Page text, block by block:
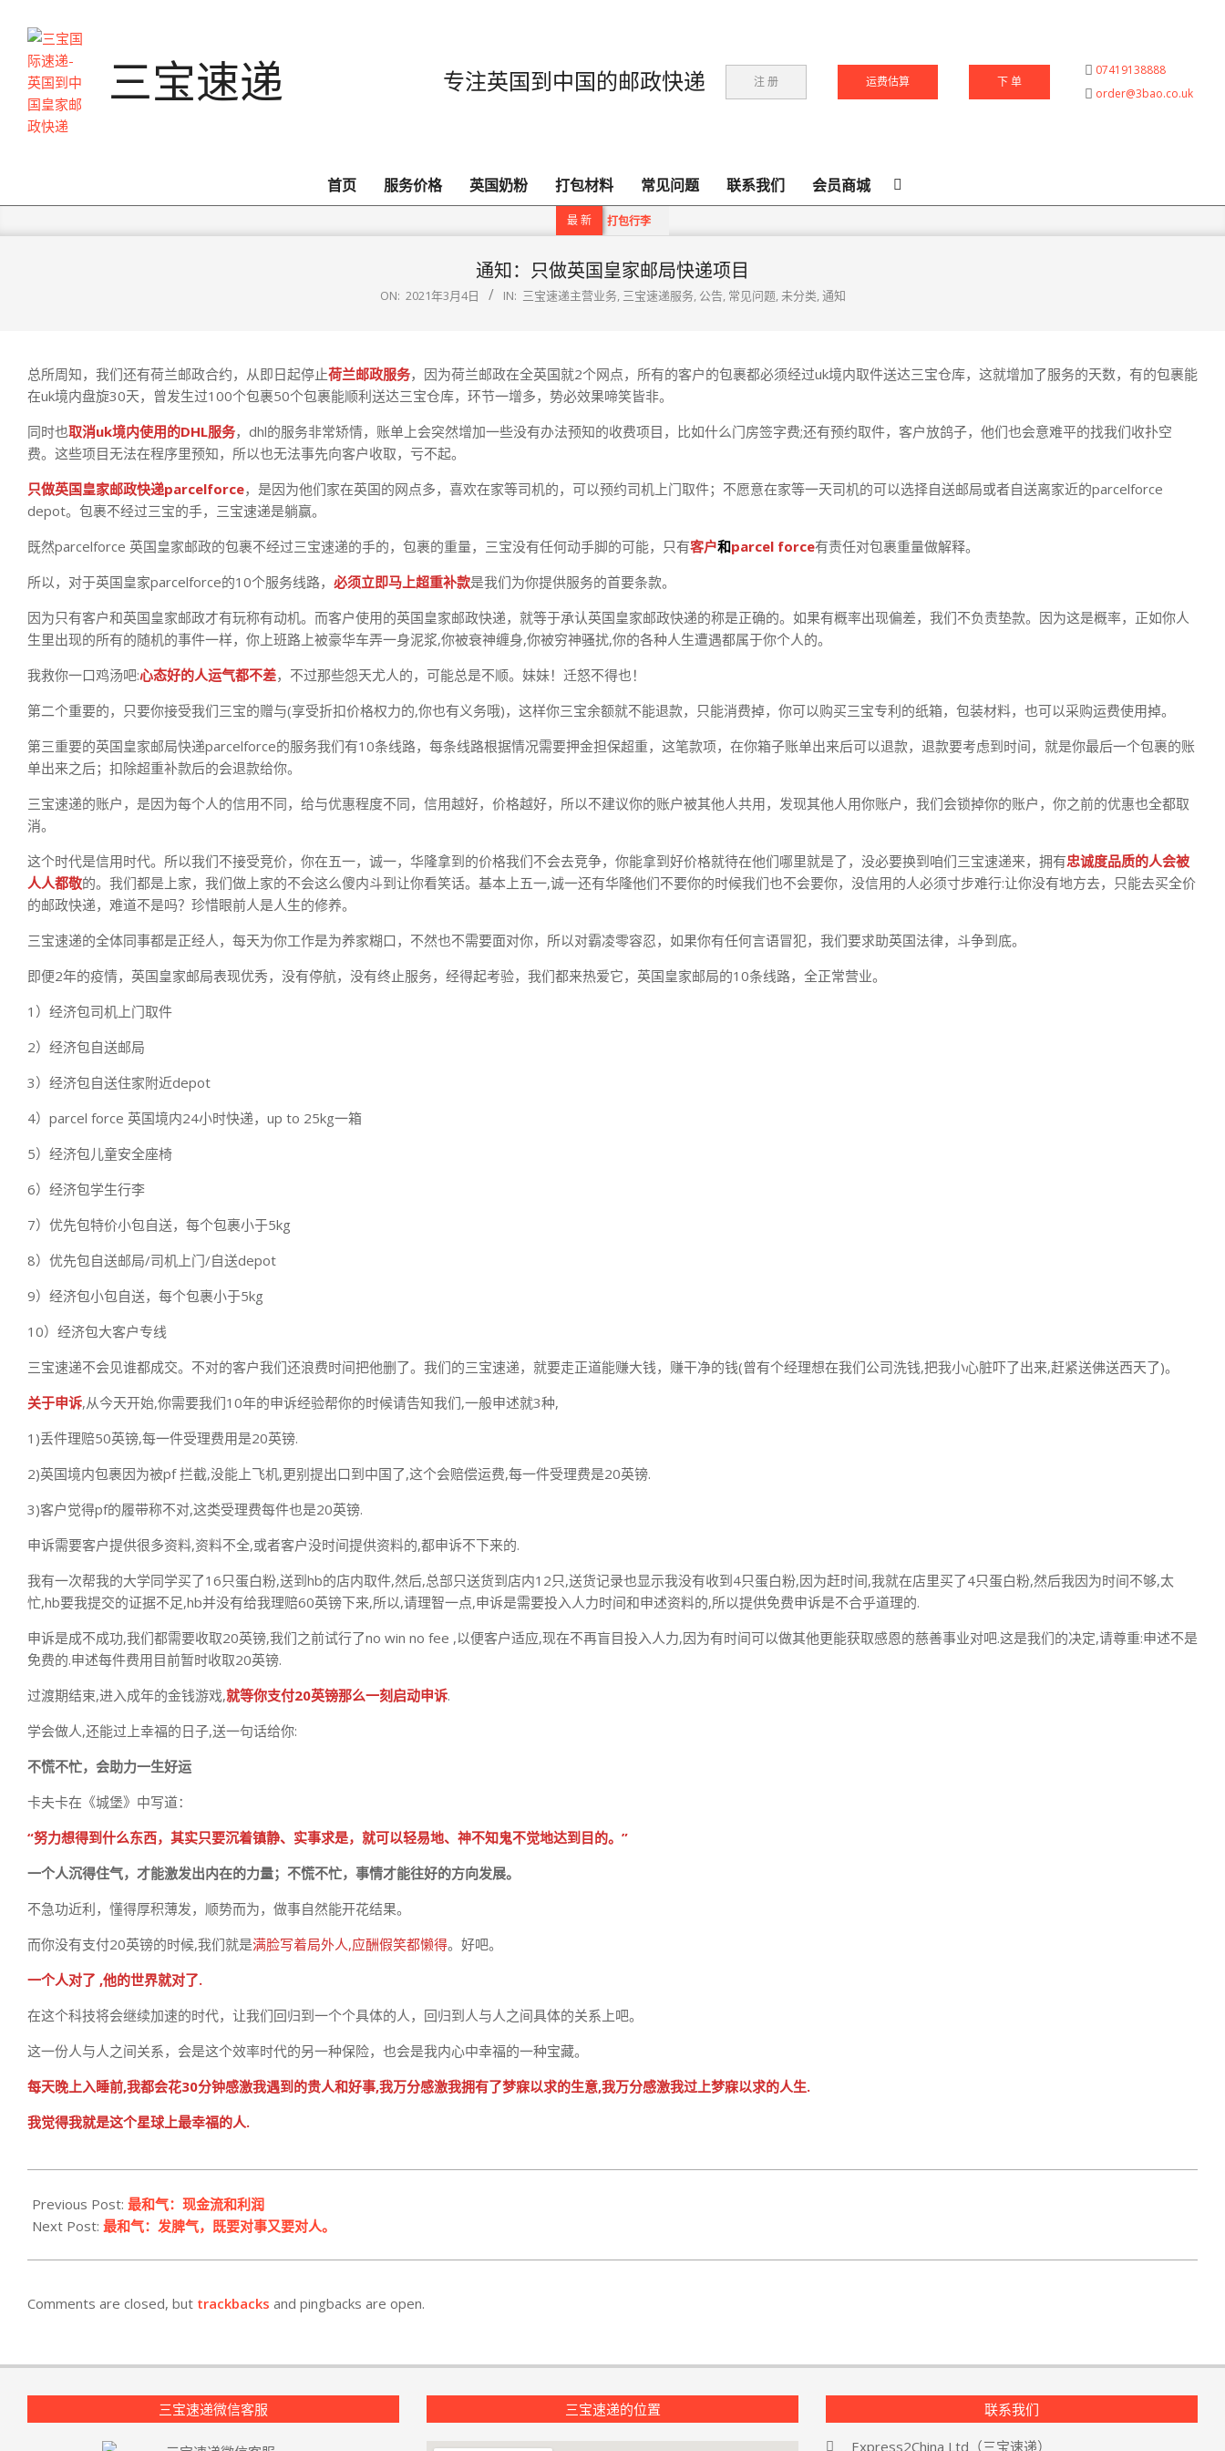
content
三宝速递 专注英国到中国的邮政快递 注 册 运费估算 下 单
07419138888
order@3bao.co.uk
Primary
Navigation
Menu
首页 服务价格 英国奶粉 打包材料 常见问题 联系我们 会员商城 Search
最 新 打包行李
通知：只做英国皇家邮局快递项目
ON: 2021年3月4日 IN: 三宝速递主营业务, 三宝速递服务, 公告, 常见问题, 未分类,通知
总所周知，我们还有荷兰邮政合约，从即日起停止荷兰邮政服务，因为荷兰邮政在全英国就2个网点，所有的客户的包裹都必须经过uk境内取件送达三宝仓库，这就增加了服务的天数，有的包裹能
在uk境内盘旋30天，曾发生过100个包裹50个包裹能顺利送达三宝仓库，环节一增多，势必效果啼笑皆非。
同时也取消uk境内使用的DHL服务，dhl的服务非常矫情，账单上会突然增加一些没有办法预知的收费项目，比如什么门房签字费;还有预约取件，客户放鸽子，他们也会意难平的找我们收扑空
费。这些项目无法在程序里预知，所以也无法事先向客户收取，亏不起。
只做英国皇家邮政快递parcelforce，是因为他们家在英国的网点多，喜欢在家等司机的，可以预约司机上门取件；不愿意在家等一天司机的可以选择自送邮局或者自送离家近的parcelforce
depot。包裹不经过三宝的手，三宝速递是躺赢。
既然parcelforce 英国皇家邮政的包裹不经过三宝速递的手的，包裹的重量，三宝没有任何动手脚的可能，只有客户和parcel force有责任对包裹重量做解释。
所以，对于英国皇家parcelforce的10个服务线路， 必须立即马上超重补款是我们为你提供服务的首要条款。
因为只有客户和英国皇家邮政才有玩称有动机。而客户使用的英国皇家邮政快递，就等于承认英国皇家邮政快递的称是正确的。如果有概率出现偏差，我们不负责垫款。因为这是概率，正如你人
生里出现的所有的随机的事件一样，你上班路上被豪华车弄一身泥浆,你被衰神缠身,你被穷神骚扰,你的各种人生遭遇都属于你个人的。
我救你一口鸡汤吧:心态好的人运气都不差，不过那些怨天尤人的，可能总是不顺。妹妹！迁怒不得也！
第二个重要的，只要你接受我们三宝的赠与(享受折扣价格权力的,你也有义务哦)，这样你三宝余额就不能退款，只能消费掉，你可以购买三宝专利的纸箱，包装材料，也可以采购运费使用掉。
第三重要的英国皇家邮局快递parcelforce的服务我们有10条线路，每条线路根据情况需要押金担保超重，这笔款项，在你箱子账单出来后可以退款，退款要考虑到时间，就是你最后一个包裹的账
单出来之后；扣除超重补款后的会退款给你。
三宝速递的账户，是因为每个人的信用不同，给与优惠程度不同，信用越好，价格越好，所以不建议你的账户被其他人共用，发现其他人用你账户，我们会锁掉你的账户，你之前的优惠也全都取
消。
这个时代是信用时代。所以我们不接受竞价，你在五一，诚一，华隆拿到的价格我们不会去竞争，你能拿到好价格就待在他们哪里就是了，没必要换到咱们三宝速递来，拥有忠诚度品质的人会被
人人都敬的。我们都是上家，我们做上家的不会这么傻内斗到让你看笑话。基本上五一,诚一还有华隆他们不要你的时候我们也不会要你，没信用的人必须寸步难行:让你没有地方去，只能去买全价
的邮政快递，难道不是吗？珍惜眼前人是人生的修养。
三宝速递的全体同事都是正经人，每天为你工作是为养家糊口，不然也不需要面对你，所以对霸凌零容忍，如果你有任何言语冒犯，我们要求助英国法律，斗争到底。
即便2年的疫情，英国皇家邮局表现优秀，没有停航，没有终止服务，经得起考验，我们都来热爱它，英国皇家邮局的10条线路，全正常营业。
1）经济包司机上门取件
2）经济包自送邮局
3）经济包自送住家附近depot
4）parcel force 英国境内24小时快递，up to 25kg一箱
5）经济包儿童安全座椅
6）经济包学生行李
7）优先包特价小包自送，每个包裹小于5kg
8）优先包自送邮局/司机上门/自送depot
9）经济包小包自送，每个包裹小于5kg
10）经济包大客户专线
三宝速递不会见谁都成交。不对的客户我们还浪费时间把他删了。我们的三宝速递，就要走正道能赚大钱，赚干净的钱(曾有个经理想在我们公司洗钱,把我小心脏吓了出来,赶紧送佛送西天了)。
关于申诉,从今天开始,你需要我们10年的申诉经验帮你的时候请告知我们,一般申述就3种,
1)丢件理赔50英镑,每一件受理费用是20英镑.
2)英国境内包裹因为被pf 拦截,没能上飞机,更别提出口到中国了,这个会赔偿运费,每一件受理费是20英镑.
3)客户觉得pf的履带称不对,这类受理费每件也是20英镑.
申诉需要客户提供很多资料,资料不全,或者客户没时间提供资料的,都申诉不下来的.
我有一次帮我的大学同学买了16只蛋白粉,送到hb的店内取件,然后,总部只送货到店内12只,送货记录也显示我没有收到4只蛋白粉,因为赶时间,我就在店里买了4只蛋白粉,然后我因为时间不够,太
忙,hb要我提交的证据不足,hb并没有给我理赔60英镑下来,所以,请理智一点,申诉是需要投入人力时间和申述资料的,所以提供免费申诉是不合乎道理的.
申诉是成不成功,我们都需要收取20英镑,我们之前试行了no win no fee ,以便客户适应,现在不再盲目投入人力,因为有时间可以做其他更能获取感恩的慈善事业对吧.这是我们的决定,请尊重:申述不是
免费的.申述每件费用目前暂时收取20英镑.
过渡期结束,进入成年的金钱游戏,就等你支付20英镑那么一刻启动申诉.
学会做人,还能过上幸福的日子,送一句话给你:
不慌不忙，会助力一生好运
卡夫卡在《城堡》中写道：
“努力想得到什么东西，其实只要沉着镇静、实事求是，就可以轻易地、神不知鬼不觉地达到目的。”
一个人沉得住气，才能激发出内在的力量；不慌不忙，事情才能往好的方向发展。
不急功近利，懂得厚积薄发，顺势而为，做事自然能开花结果。
而你没有支付20英镑的时候,我们就是满脸写着局外人,应酬假笑都懒得。好吧。
一个人对了 ,他的世界就对了.
在这个科技将会继续加速的时代，让我们回归到一个个具体的人，回归到人与人之间具体的关系上吧。
这一份人与人之间关系，会是这个效率时代的另一种保险，也会是我内心中幸福的一种宝藏。
每天晚上入睡前,我都会花30分钟感激我遇到的贵人和好事,我万分感激我拥有了梦寐以求的生意,我万分感激我过上梦寐以求的人生.
我觉得我就是这个星球上最幸福的人.
03-
04
Previous Post: 最和气：现金流和利润
Next Post: 最和气：发脾气，既要对事又要对人。
Comments are closed, but trackbacks and pingbacks are open.
三宝速递微信客服 三宝速递的位置 联系我们
Express2China Ltd（三宝速递）